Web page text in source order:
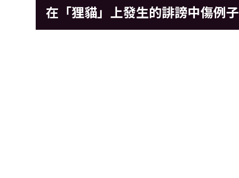
在「狸貓」上發生的誹謗中傷例子